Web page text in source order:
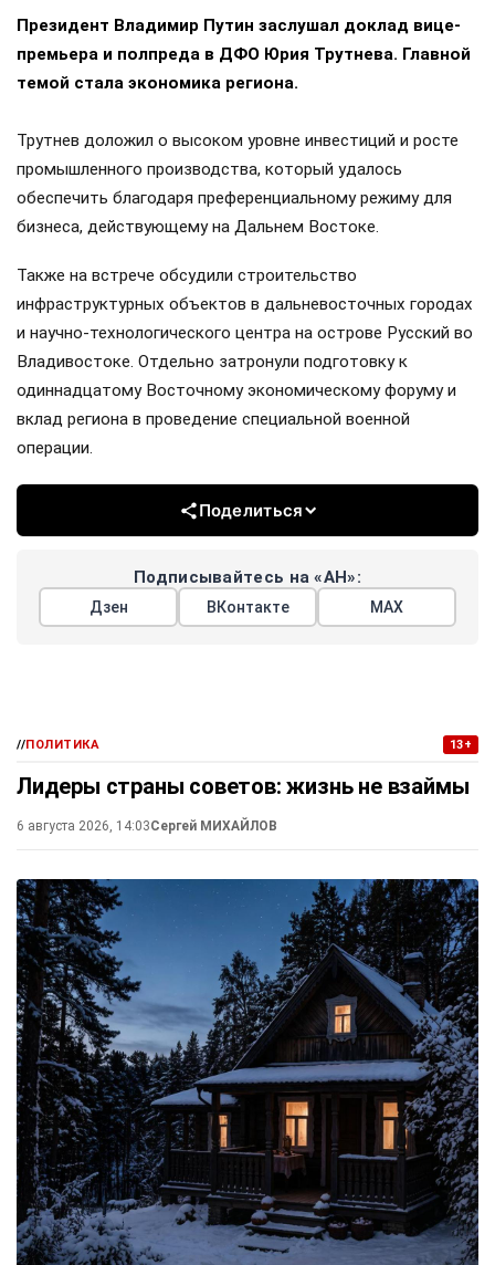
Президент Владимир Путин заслушал доклад вице-
премьера и полпреда в ДФО Юрия Трутнева. Главной
темой стала экономика региона.
Трутнев доложил о высоком уровне инвестиций и росте
промышленного производства, который удалось
обеспечить благодаря преференциальному режиму для
бизнеса, действующему на Дальнем Востоке.
Также на встрече обсудили строительство
инфраструктурных объектов в дальневосточных городах
и научно-технологического центра на острове Русский во
Владивостоке. Отдельно затронули подготовку к
одиннадцатому Восточному экономическому форуму и
вклад региона в проведение специальной военной
операции.
Поделиться
Подписывайтесь на «АН»:
Дзен ВКонтакте МАХ
//ПОЛИТИКА 13+
Лидеры страны советов: жизнь не взаймы
6 августа 2026, 14:03Сергей МИХАЙЛОВ